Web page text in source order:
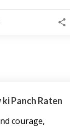
Panch Raten
courage,